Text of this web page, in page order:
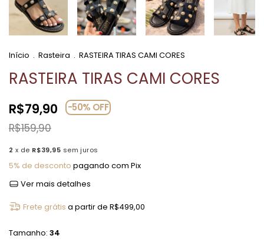
Início . Rasteira . RASTEIRA TIRAS CAMI CORES
RASTEIRA TIRAS CAMI CORES
R$79,90 -50% OFF
R$159,90
2 x de R$39,95 sem juros
5% de desconto pagando com Pix
Ver mais detalhes
Frete grátis a partir de R$499,00
Tamanho: 34